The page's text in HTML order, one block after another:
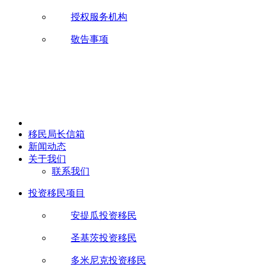
授权服务机构
敬告事项
移民局长信箱
新闻动态
关于我们
联系我们
投资移民项目
安提瓜投资移民
圣基茨投资移民
多米尼克投资移民